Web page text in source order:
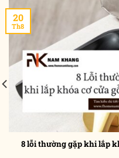
8 lỗi thường gặp khi lắp
20
Th8